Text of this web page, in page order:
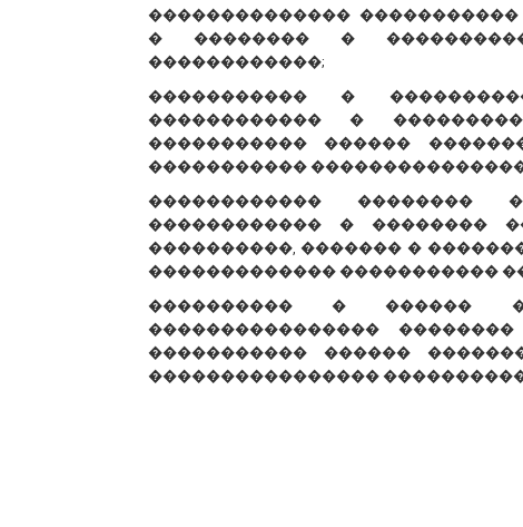
��������������
� �������� �
������������;
����������� �
������������ �
����������� ������
�����������
������������ ��������
������������ � ��������
����������, ������� �
������������� �����������
���������� � ������
����������������
����������� ������
����������������